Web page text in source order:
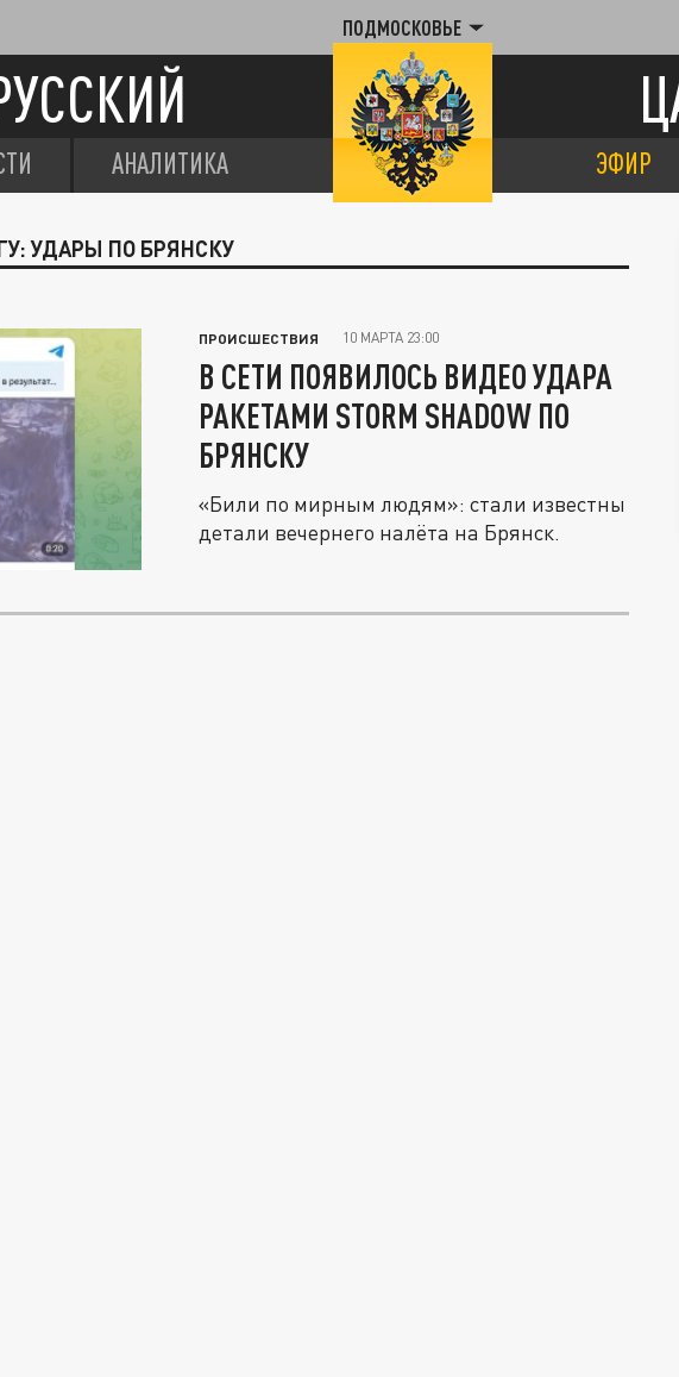
ПОДМОСКОВЬЕ
АНАЛИТИКА ЭФИР
УДАРЫ ПО БРЯНСКУ
ПРОИСШЕСТВИЯ 10 МАРТА 23:00
В СЕТИ ПОЯВИЛОСЬ ВИДЕО УДАРА
РАКЕТАМИ STORM SHADOW ПО
БРЯНСКУ
«Били по мирным людям»: стали известны
детали вечернего налёта на Брянск.